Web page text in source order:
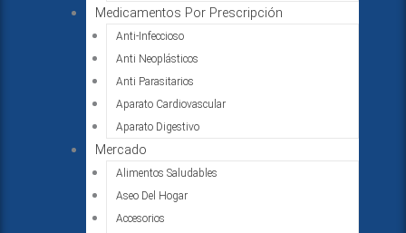
Medicamentos Por Prescripción
Anti-Infeccioso
Anti Neoplásticos
Anti Parasitarios
Aparato Cardiovascular
Aparato Digestivo
Mercado
Alimentos Saludables
Aseo Del Hogar
Accesorios